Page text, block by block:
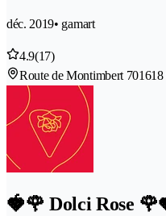
déc. 2019• gamart
4.9(17)
Route de Montimbert 701618
🍓🌹 Dolci Rose